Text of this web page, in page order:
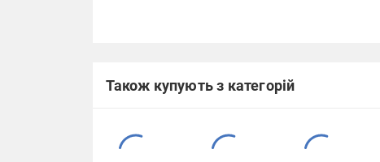
Також купують з категорій